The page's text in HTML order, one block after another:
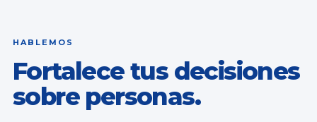
HABLEMOS
Fortalece tus decisiones
sobre personas.